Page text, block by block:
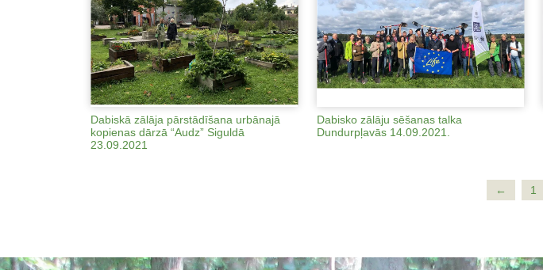
Dabiskā zālāja pārstādīšana urbānajā
kopienas dārzā “Audz” Siguldā
23.09.2021
Dabisko zālāju sēšanas talka
Dundurpļavās 14.09.2021.
← 1